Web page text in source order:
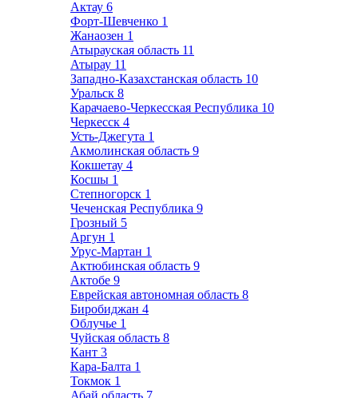
Актау 6
Форт-Шевченко 1
Жанаозен 1
Атырауская область 11
Атырау 11
Западно-Казахстанская область 10
Уральск 8
Карачаево-Черкесская Республика 10
Черкесск 4
Усть-Джегута 1
Акмолинская область 9
Кокшетау 4
Косшы 1
Степногорск 1
Чеченская Республика 9
Грозный 5
Аргун 1
Урус-Мартан 1
Актюбинская область 9
Актобе 9
Еврейская автономная область 8
Биробиджан 4
Облучье 1
Чуйская область 8
Кант 3
Кара-Балта 1
Токмок 1
Абай область 7